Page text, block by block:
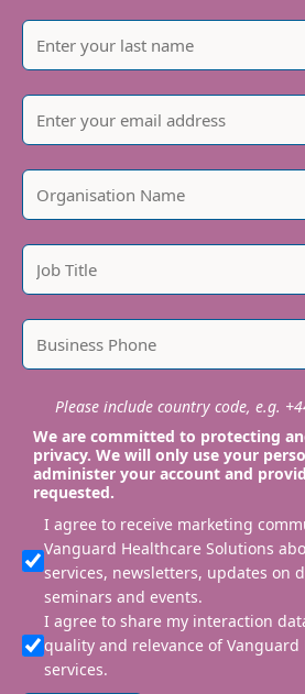
Please include country code, e.g.
We are committed to protecting
privacy. We will only use your
administer your account and
requested.
I agree to receive marketing
Vanguard Healthcare Solutions
services, newsletters, updates on
seminars and events.
I agree to share my interaction
quality and relevance of Vanguard
services.